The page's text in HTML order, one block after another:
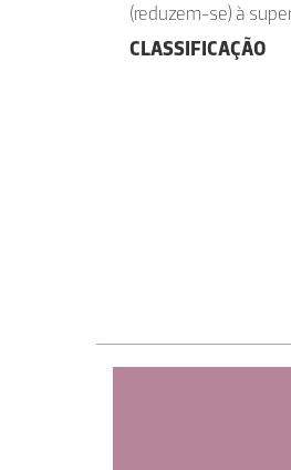
(reduzem-se) à
CLASSIFICAÇÃO